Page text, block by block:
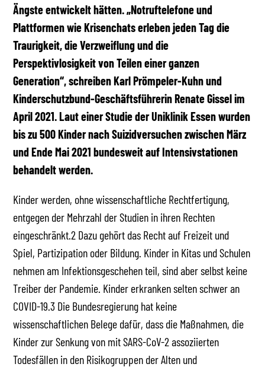
Ängste entwickelt hätten. „Notruftelefone und
Plattformen wie Krisenchats erleben jeden Tag die
Traurigkeit, die Verzweiflung und die
Perspektivlosigkeit von Teilen einer ganzen
Generation“, schreiben Karl Prömpeler-Kuhn und
Kinderschutzbund-Geschäftsführerin Renate Gissel im
April 2021. Laut einer Studie der Uniklinik Essen wurden
bis zu 500 Kinder nach Suizidversuchen zwischen März
und Ende Mai 2021 bundesweit auf Intensivstationen
behandelt werden.
Kinder werden, ohne wissenschaftliche Rechtfertigung,
entgegen der Mehrzahl der Studien in ihren Rechten
eingeschränkt.2 Dazu gehört das Recht auf Freizeit und
Spiel, Partizipation oder Bildung. Kinder in Kitas und Schulen
nehmen am Infektionsgeschehen teil, sind aber selbst keine
Treiber der Pandemie. Kinder erkranken selten schwer an
COVID-19.3 Die Bundesregierung hat keine
wissenschaftlichen Belege dafür, dass die Maßnahmen, die
Kinder zur Senkung von mit SARS-CoV-2 assoziierten
Todesfällen in den Risikogruppen der Alten und